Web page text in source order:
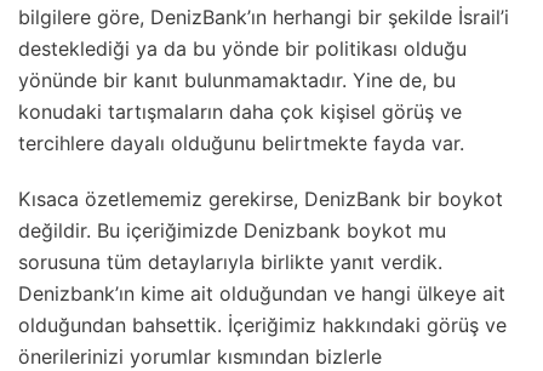
bilgilere göre, DenizBank’ın herhangi bir şekilde İsrail’i
desteklediği ya da bu yönde bir politikası olduğu
yönünde bir kanıt bulunmamaktadır. Yine de, bu
konudaki tartışmaların daha çok kişisel görüş ve
tercihlere dayalı olduğunu belirtmekte fayda var.
Kısaca özetlememiz gerekirse, DenizBank bir boykot
değildir. Bu içeriğimizde Denizbank boykot mu
sorusuna tüm detaylarıyla birlikte yanıt verdik.
Denizbank’ın kime ait olduğundan ve hangi ülkeye ait
olduğundan bahsettik. İçeriğimiz hakkındaki görüş ve
önerilerinizi yorumlar kısmından bizlerle